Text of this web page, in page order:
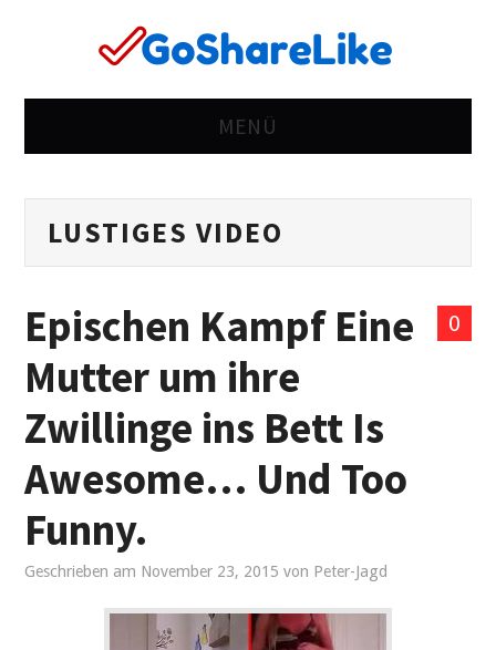
MENÜ
RICHTING
FALSCH
LEBEN
REISE
BEZIEHUNGEN
GESUNDHEIT
LUSTIGES VIDEO
0
Epischen Kampf Eine
Mutter um ihre
Zwillinge ins Bett Is
Awesome… Und Too
Funny.
Geschrieben am November 23, 2015 von Peter-Jagd